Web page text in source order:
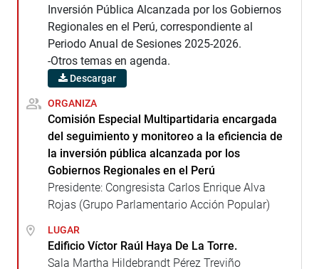
Inversión Pública Alcanzada por los Gobiernos
Regionales en el Perú, correspondiente al
Periodo Anual de Sesiones 2025-2026.
-Otros temas en agenda.
Descargar
ORGANIZA
Comisión Especial Multipartidaria encargada
del seguimiento y monitoreo a la eficiencia de
la inversión pública alcanzada por los
Gobiernos Regionales en el Perú
Presidente: Congresista Carlos Enrique Alva
Rojas (Grupo Parlamentario Acción Popular)
LUGAR
Edificio Víctor Raúl Haya De La Torre.
Sala Martha Hildebrandt Pérez Treviño